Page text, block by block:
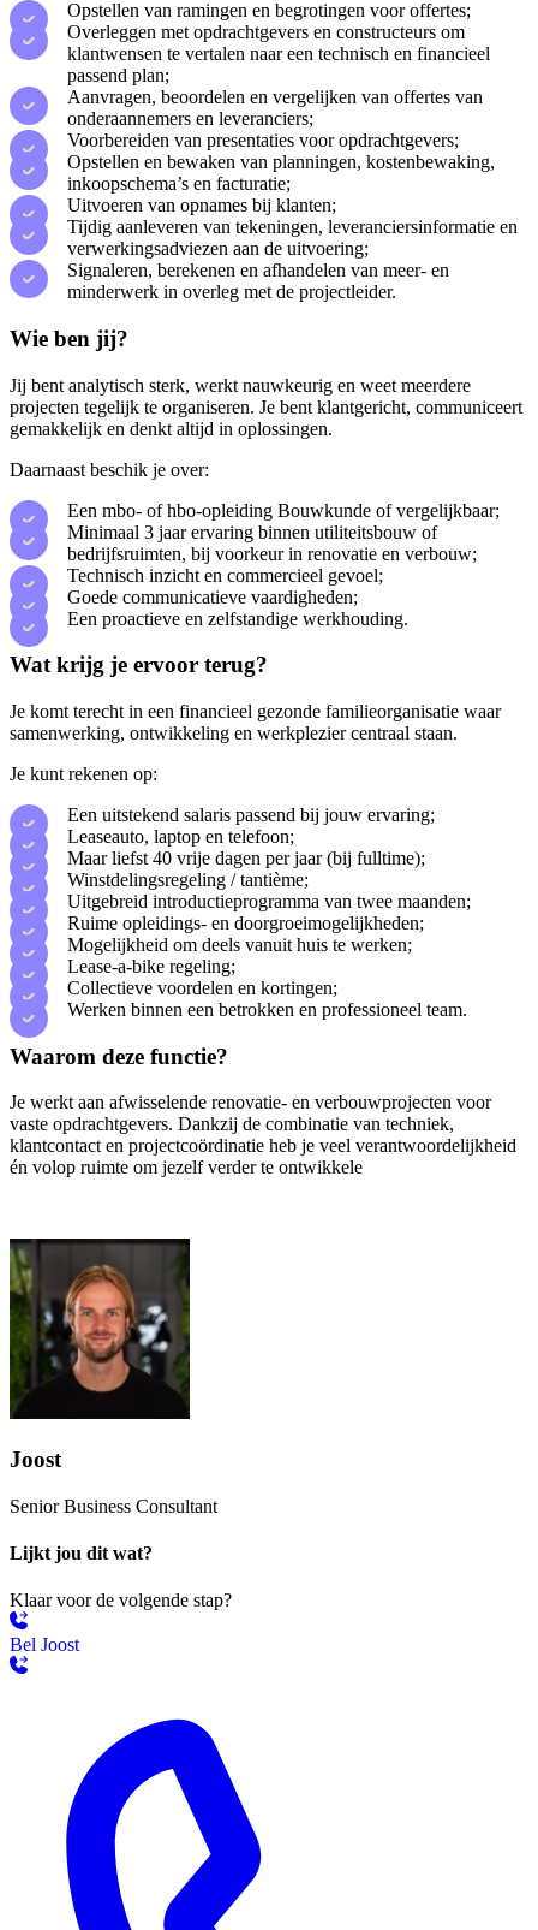
Opstellen van ramingen en begrotingen voor offertes;
Overleggen met opdrachtgevers en constructeurs om
klantwensen te vertalen naar een technisch en financieel
passend plan;
Aanvragen, beoordelen en vergelijken van offertes van
onderaannemers en leveranciers;
Voorbereiden van presentaties voor opdrachtgevers;
Opstellen en bewaken van planningen, kostenbewaking,
inkoopschema’s en facturatie;
Uitvoeren van opnames bij klanten;
Tijdig aanleveren van tekeningen, leveranciersinformatie en
verwerkingsadviezen aan de uitvoering;
Signaleren, berekenen en afhandelen van meer- en
minderwerk in overleg met de projectleider.
Wie ben jij?
Jij bent analytisch sterk, werkt nauwkeurig en weet meerdere
projecten tegelijk te organiseren. Je bent klantgericht, communiceert
gemakkelijk en denkt altijd in oplossingen.
Daarnaast beschik je over:
Een mbo- of hbo-opleiding Bouwkunde of vergelijkbaar;
Minimaal 3 jaar ervaring binnen utiliteitsbouw of
bedrijfsruimten, bij voorkeur in renovatie en verbouw;
Technisch inzicht en commercieel gevoel;
Goede communicatieve vaardigheden;
Een proactieve en zelfstandige werkhouding.
Wat krijg je ervoor terug?
Je komt terecht in een financieel gezonde familieorganisatie waar
samenwerking, ontwikkeling en werkplezier centraal staan.
Je kunt rekenen op:
Een uitstekend salaris passend bij jouw ervaring;
Leaseauto, laptop en telefoon;
Maar liefst 40 vrije dagen per jaar (bij fulltime);
Winstdelingsregeling / tantième;
Uitgebreid introductieprogramma van twee maanden;
Ruime opleidings- en doorgroeimogelijkheden;
Mogelijkheid om deels vanuit huis te werken;
Lease-a-bike regeling;
Collectieve voordelen en kortingen;
Werken binnen een betrokken en professioneel team.
Waarom deze functie?
Je werkt aan afwisselende renovatie- en verbouwprojecten voor
vaste opdrachtgevers. Dankzij de combinatie van techniek,
klantcontact en projectcoördinatie heb je veel verantwoordelijkheid
én volop ruimte om jezelf verder te ontwikkele
Joost
Senior Business Consultant
Lijkt jou dit wat?
Klaar voor de volgende stap?
Bel Joost